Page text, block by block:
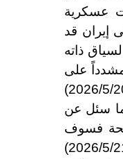
بضربات عسكرية
إيران قد
السياق ذاته
على
أن الولايات المتحدة لن تسمح لإيران تحت أي ظرف بتطوير سلاح نووي.. ميدل إيست أونلاين، 2026/5/20)
عندما سئل عن
فسوف
تسوء الأمور بسرعة كبيرة، يجب أن تكون إجابات كاملة بنسبة 100%. بي بي سي، آخر تحديث 2026/5/21)